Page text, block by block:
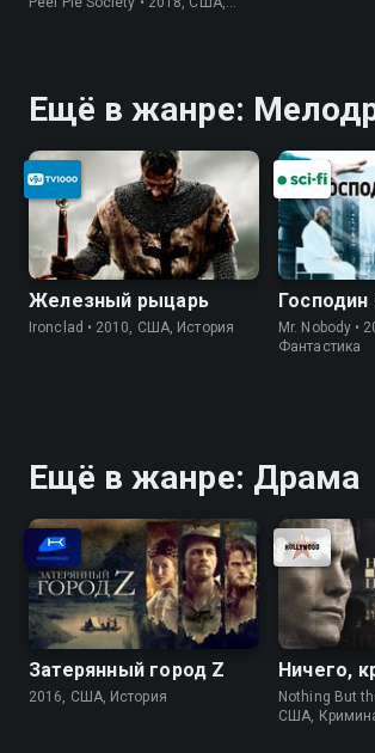
Ещё в жанре:
Железный рыцарь
Ironclad • 2010, США, История
Господин
Mr. Nobody •
Фантастика
Ещё в жанре: Драма
Затерянный город Z
2016, США, История
Ничего,
Nothing But
США,